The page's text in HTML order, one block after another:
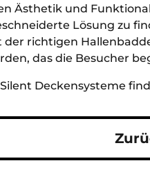
Ästhetik und
Lösung zu
der richtigen
das die Besucher
Deckensysteme